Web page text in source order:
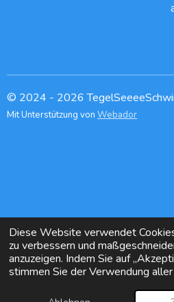
Diese Website verwendet
zu verbessern und
anzuzeigen. Indem Sie auf
stimmen Sie der Verwendung aller
© 2024 - 2026
Mit Unterstützung von Webador